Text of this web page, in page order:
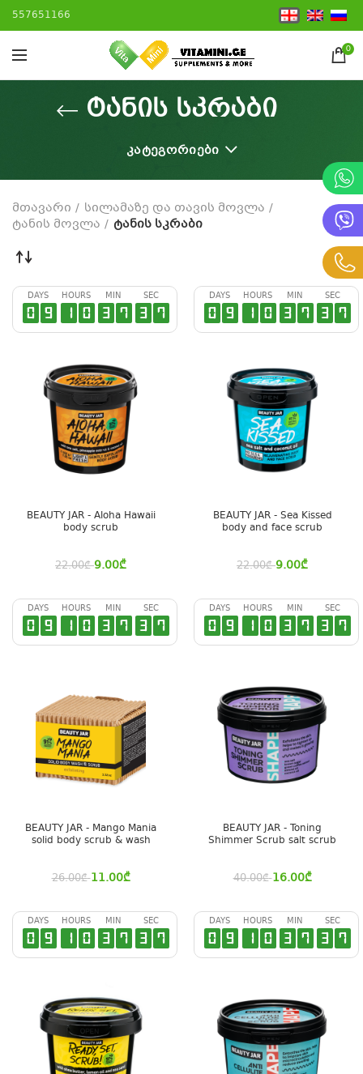
557651166
0
ტანის სკრაბი
ᲙᲐᲢᲔᲒᲝᲠᲘᲔᲑᲘ
მთავარი
სილამაზე და თავის მოვლა
ტანის მოვლა
ტანის სკრაბი
DAYS
0 9
HOURS
1 0
MIN
3 7
SEC
3 6
BEAUTY JAR - Aloha Hawaii
body scrub
22.00₾ 9.00₾
DAYS
0 9
HOURS
1 0
MIN
3 7
SEC
3 6
BEAUTY JAR - Sea Kissed
body and face scrub
22.00₾ 9.00₾
DAYS
0 9
HOURS
1 0
MIN
3 7
SEC
3 6
BEAUTY JAR - Mango Mania
solid body scrub & wash
26.00₾ 11.00₾
DAYS
0 9
HOURS
1 0
MIN
3 7
SEC
3 6
BEAUTY JAR - Toning
Shimmer Scrub salt scrub
40.00₾ 16.00₾
DAYS
0 9
HOURS
1 0
MIN
3 7
SEC
3 6
DAYS
0 9
HOURS
1 0
MIN
3 7
SEC
3 6